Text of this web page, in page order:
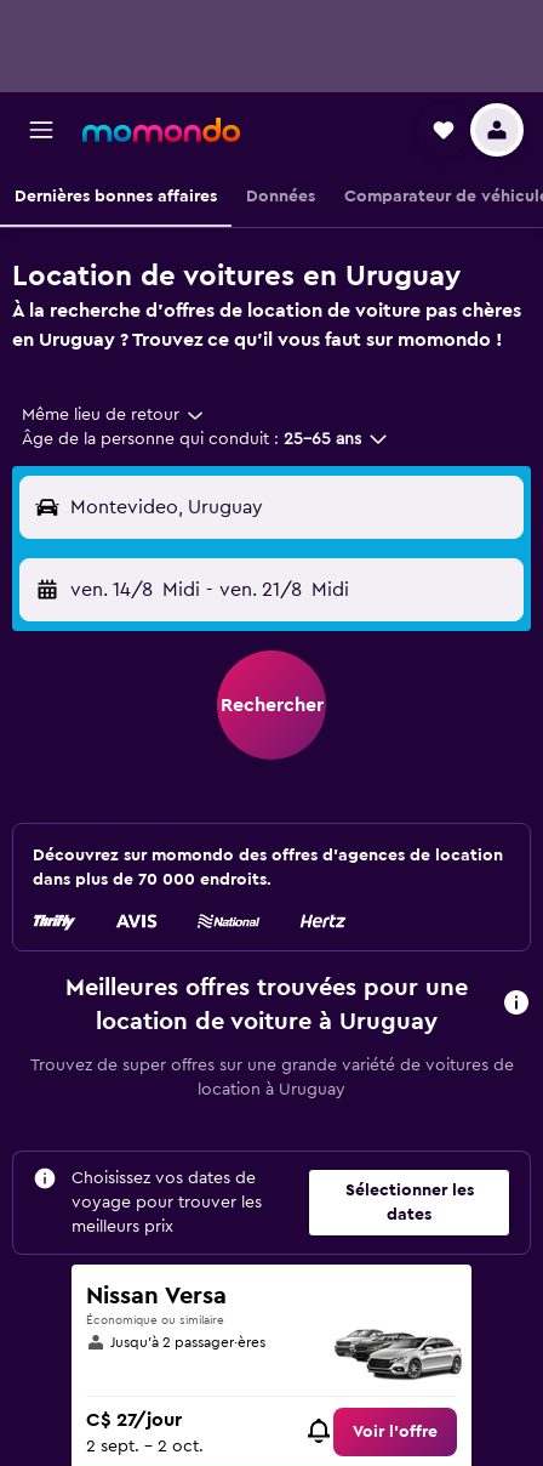
Dernières bonnes affaires Données Comparateur de
Location de voitures en Uruguay
À la recherche d'offres de location de voiture pas chères
en Uruguay ? Trouvez ce qu'il vous faut sur momondo !
Même lieu de retour
Âge de la personne qui conduit : 25-65 ans
Montevideo, Uruguay
ven. 14/8 Midi - ven. 21/8 Midi
Rechercher
Découvrez sur momondo des offres d'agences de location
dans plus de 70 000 endroits.
Meilleures offres trouvées pour une
location de voiture à Uruguay
Trouvez de super offres sur une grande variété de voitures de
location à Uruguay
Choisissez vos dates de
voyage pour trouver les
meilleurs prix
Sélectionner les
dates
Nissan Versa
Économique ou similaire
Jusqu’à 2 passager·ères
C$ 27/jour
2 sept. - 2 oct.
Voir l’offre